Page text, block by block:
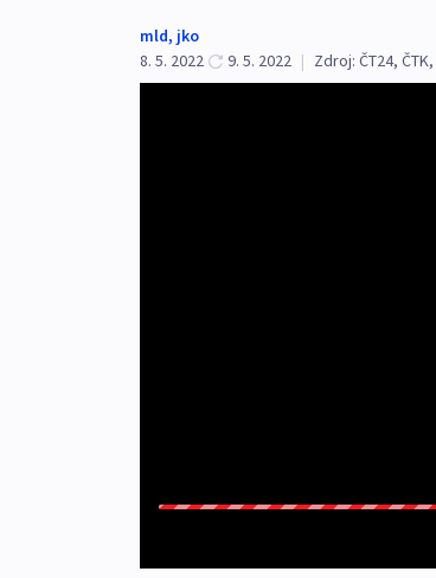
mld, jko
8. 5. 2022
9. 5. 2022 | Zdroj: ČT24, ČTK,